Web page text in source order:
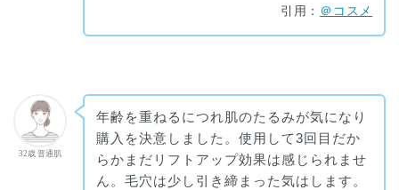
引用： ＠コスメ
32歳 普通肌
年齢を重ねるにつれ肌のたるみが気になり
購入を決意しました。使用して3回目だか
らかまだリフトアップ効果は感じられませ
ん。毛穴は少し引き締まった気はします。